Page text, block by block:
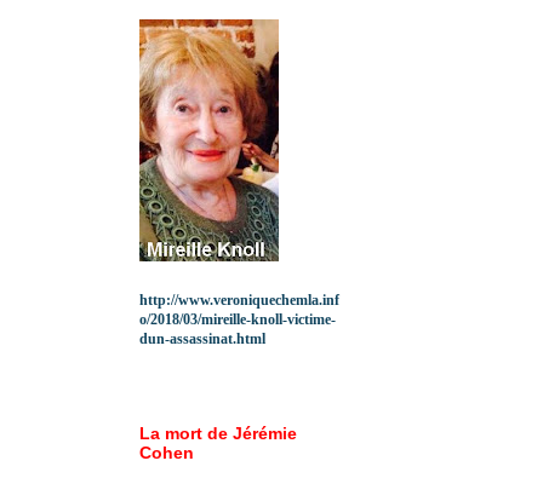
http://www.veroniquechemla.inf
o/2018/03/mireille-knoll-victime-
dun-assassinat.html
La mort de Jérémie
Cohen